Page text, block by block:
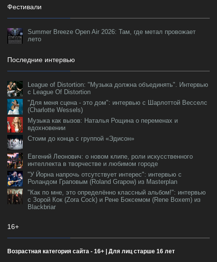
Фестивали
Summer Breeze Open Air 2026: Там, где метал провожает
лето
Последние интервью
League of Distortion: "Музыка должна объединять". Интервью
с League Of Distortion
"Для меня сцена - это дом": интервью с Шарлоттой Весселс
(Charlotte Wessels)
Музыка как вызов: Наталья Рощина о переменах и
вдохновении
Стоим до конца с группой «Эдисон»
Евгений Леонович: о новом клипе, роли искусственного
интеллекта в творчестве и любимом городе
"У Йорна напрочь отсутствует интерес": интервью с
Роландом Граповым (Roland Grapow) из Masterplan
"Как по мне, это определённо классный альбом!": интервью
с Зорой Кок (Zora Cock) и Рене Боксемом (Rene Boxem) из
Blackbriar
16+
Возрастная категория сайта - 16+ | Для лиц старше 16 лет